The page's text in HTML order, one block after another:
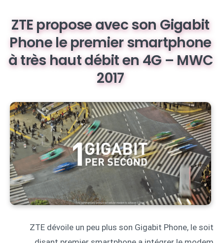
ZTE propose avec son Gigabit
Phone le premier smartphone
à très haut débit en 4G – MWC
2017
ZTE dévoile un peu plus son Gigabit Phone, le soit